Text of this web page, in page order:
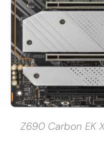
Z690 Carbon EK